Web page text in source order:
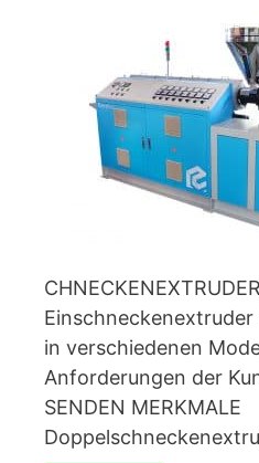
Einschneckenextruder
in verschiedenen
Anforderungen der
SENDEN MERKMALE